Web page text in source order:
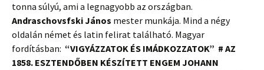
tonna súlyú, ami a legnagyobb az országban.
Andraschovsfski János mester munkája. Mind a négy
oldalán német és latin felirat található. Magyar
fordításban: “VIGYÁZZATOK ÉS IMÁDKOZZATOK” # AZ
1858. ESZTENDŐBEN KÉSZÍTETT ENGEM JOHANN